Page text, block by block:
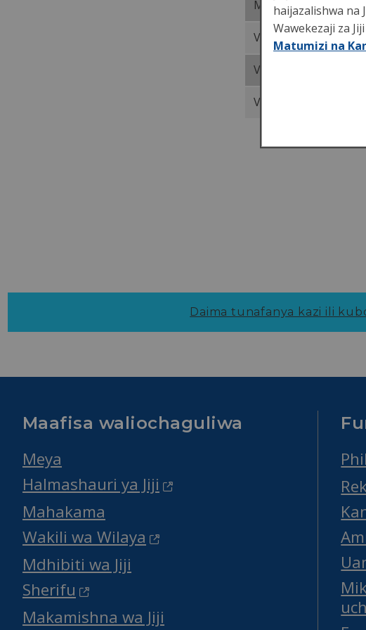
Maelezo ya
Vifungo vya mapato
Vifungo vya mapato
Vifungo vya mapato
Daima tunafanya kazi ili
Maafisa waliochaguliwa
Meya
Halmashauri ya Jiji
Mahakama
Wakili wa Wilaya
Mdhibiti wa Jiji
Sherifu
Makamishna wa Jiji
haijazalishwa na
Wawekezaji za
Matumizi na